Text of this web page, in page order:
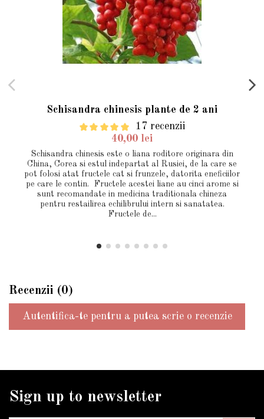
Schisandra chinesis plante de 2 ani
17 recenzii
40,00 lei
Schisandra chinesis este o liana roditore originara din
China, Corea si estul indepartat al Rusiei, de la care se
pot folosi atat fructele cat si frunzele, datorita eneficiilor
pe care le contin. Fructele acestei liane au cinci arome si
sunt recomandate in medicina traditionala chineza
pentru restailirea echilibrului intern si sanatatea.
Fructele de...
Recenzii (0)
Autentifica-te pentru a putea scrie o recenzie
Sign up to newsletter